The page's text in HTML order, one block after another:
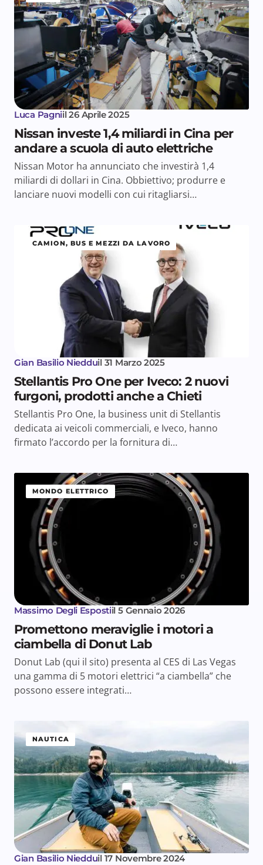
Luca Pagniil 26 Aprile 2025
Nissan investe 1,4 miliardi in Cina per
andare a scuola di auto elettriche
Nissan Motor ha annunciato che investirà 1,4
miliardi di dollari in Cina. Obbiettivo; produrre e
lanciare nuovi modelli con cui ritagliarsi…
CAMION, BUS E MEZZI DA LAVORO
Gian Basilio Niedduil 31 Marzo 2025
Stellantis Pro One per Iveco: 2 nuovi
furgoni, prodotti anche a Chieti
Stellantis Pro One, la business unit di Stellantis
dedicata ai veicoli commerciali, e Iveco, hanno
firmato l’accordo per la fornitura di…
MONDO ELETTRICO
Massimo Degli Espostiil 5 Gennaio 2026
Promettono meraviglie i motori a
ciambella di Donut Lab
Donut Lab (qui il sito) presenta al CES di Las Vegas
una gamma di 5 motori elettrici “a ciambella” che
possono essere integrati…
NAUTICA
Gian Basilio Niedduil 17 Novembre 2024